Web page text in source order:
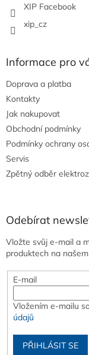
XIP Facebook
xip_cz
Informace pro
Doprava a platba
Kontakty
Jak nakupovat
Obchodní podmínky
Podmínky ochrany
Servis
Zpětný odběr
Odebírat
Vložte svůj e-mail a
produktech na
E-mail
Vložením e-mailu
údajů
PŘIHLÁSIT SE